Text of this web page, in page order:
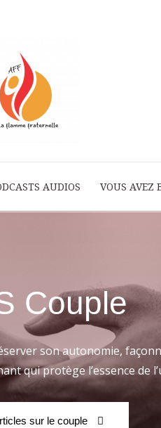
La
Fraternelle
AUDIOS VOUS AVEZ
Couple
son autonomie,
qui protège l’essence de
sur le couple